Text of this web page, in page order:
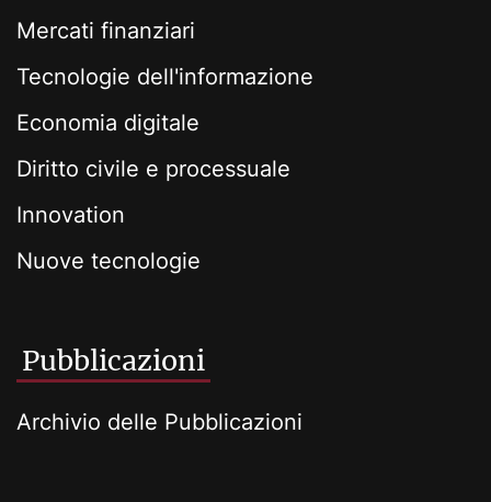
Mercati finanziari
Tecnologie dell'informazione
Economia digitale
Diritto civile e processuale
Innovation
Nuove tecnologie
Pubblicazioni
Archivio delle Pubblicazioni